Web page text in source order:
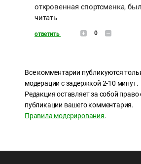
откровенная спортсменка,
читать
ответить 0
Все комментарии публикуются
модерации с задержкой 2-10 минут.
Редакция оставляет за собой право
публикации вашего комментария.
Правила модерирования.